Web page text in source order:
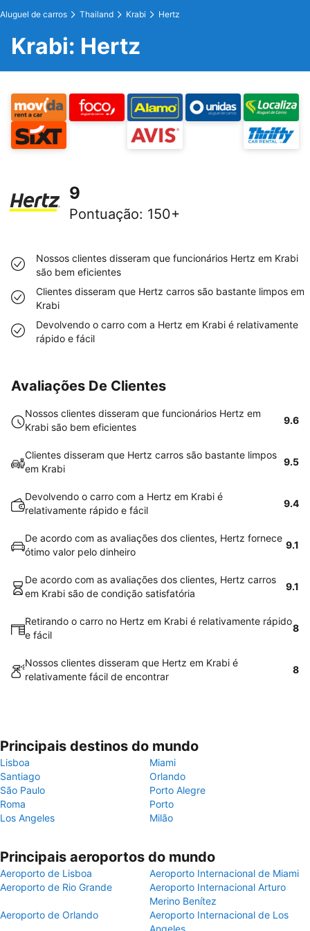
Aluguel de carros Thailand Krabi Hertz
Krabi: Hertz
9
Pontuação: 150+
Nossos clientes disseram que funcionários Hertz em Krabi
são bem eficientes
Clientes disseram que Hertz carros são bastante limpos em
Krabi
Devolvendo o carro com a Hertz em Krabi é relativamente
rápido e fácil
Avaliações De Clientes
Nossos clientes disseram que funcionários Hertz em
Krabi são bem eficientes
9.6
Clientes disseram que Hertz carros são bastante limpos
em Krabi
9.5
Devolvendo o carro com a Hertz em Krabi é
relativamente rápido e fácil
9.4
De acordo com as avaliações dos clientes, Hertz fornece
ótimo valor pelo dinheiro
9.1
De acordo com as avaliações dos clientes, Hertz carros
em Krabi são de condição satisfatória
9.1
Retirando o carro no Hertz em Krabi é relativamente rápido
e fácil
8
Nossos clientes disseram que Hertz em Krabi é
relativamente fácil de encontrar
8
Principais destinos do mundo
Lisboa
Miami
Santiago
Orlando
São Paulo
Porto Alegre
Roma
Porto
Los Angeles
Milão
Principais aeroportos do mundo
Aeroporto de Lisboa
Aeroporto Internacional de Miami
Aeroporto de Rio Grande
Aeroporto Internacional Arturo
Merino Benítez
Aeroporto de Orlando
Aeroporto Internacional de Los
Angeles